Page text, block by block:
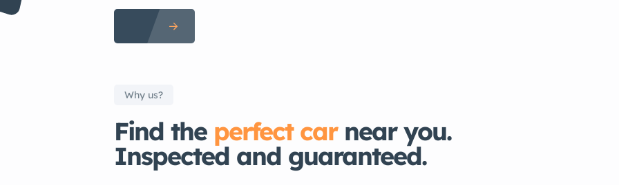
Why us?
Find the perfect carnear you.
Inspected and guaranteed.